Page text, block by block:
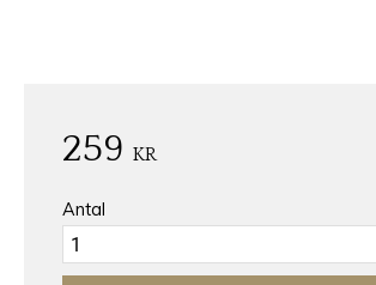
259 KR
Antal